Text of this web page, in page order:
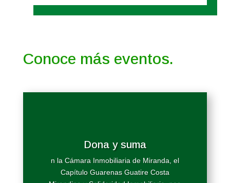
Conoce más eventos.
Dona y suma
n la Cámara Inmobiliaria de Miranda, el
Capítulo Guarenas Guatire Costa